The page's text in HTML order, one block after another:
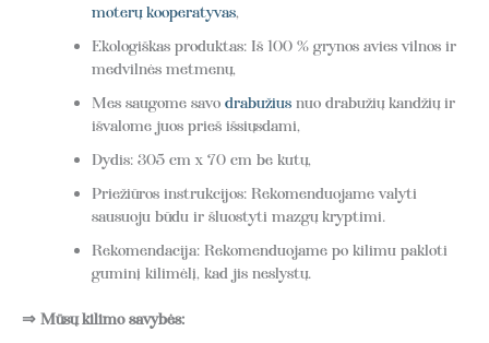
moterų kooperatyvas,
Ekologiškas produktas: Iš 100 % grynos avies vilnos ir
medvilnės metmenų,
Mes saugome savo drabužiusnuo drabužių kandžių ir
išvalome juos prieš išsiųsdami,
Dydis: 305 cm x 70 cm be kutų,
Priežiūros instrukcijos: Rekomenduojame valyti
sausuoju būdu ir šluostyti mazgų kryptimi.
Rekomendacija: Rekomenduojame po kilimu pakloti
guminį kilimėlį, kad jis neslystų.
⇒ Mūsų kilimo savybės: